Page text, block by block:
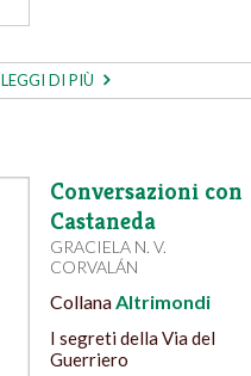
LEGGI DI PIÙ
Conversazioni con
Castaneda
GRACIELA N. V.
CORVALÁN
CollanaAltrimondi
I segreti della Via del
Guerriero